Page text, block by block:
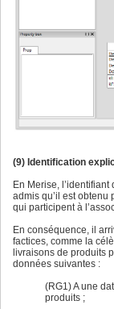
(9) Identification
En Merise, l’identifiant
admis qu’il est
qui participent à
En conséquence, il
factices, comme la
livraisons de produits
données suivantes :
(RG1) A une
produits ;